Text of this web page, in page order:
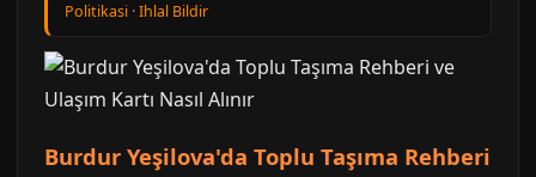
Politikasi ·Ihlal Bildir
Burdur Yeşilova'da Toplu Taşıma Rehberi